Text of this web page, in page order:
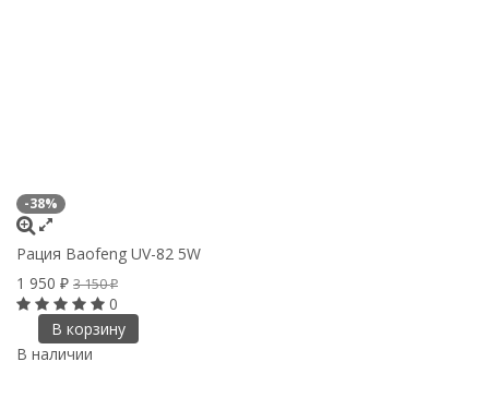
-38%
Рация Baofeng UV-82 5W
1 950 ₽ 3 150₽
0
В корзину
В наличии